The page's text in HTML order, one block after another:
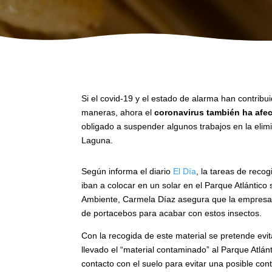
Si el covid-19 y el estado de alarma han
maneras, ahora elcoronavirus también ha
obligado a suspender algunos trabajos en la
Laguna.
Según informa el diario El Día , la tareas de
iban a colocar en un solar en el Parque
Ambiente, Carmela Díaz asegura que la
de portacebos para acabar con estos insectos.
Con la recogida de este material se pretende
llevado el “material contaminado” al Parque
contacto con el suelo para evitar una posible